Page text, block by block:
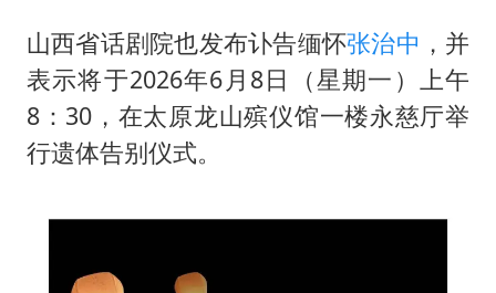
陈幸同晋级WTT横滨冠军赛8强
百花奖开幕式
两名乘客在飞机上因调节座椅起冲突
夯实基础开新局
山西省话剧院也发布讣告缅怀张治中 ，并
表示将于2026年6月8日（星期一）上午
8：30，在太原龙山殡仪馆一楼永慈厅举
行遗体告别仪式。